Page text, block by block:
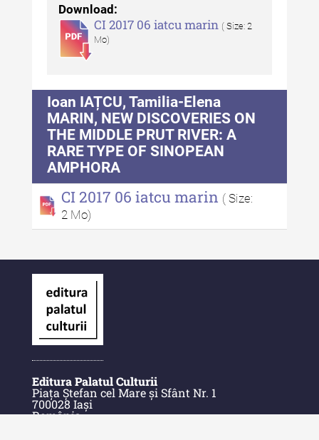
Contact
Indexul Publicațiilor
Download:
CI 2017 06 iatcu marin ( Size: 2
Mo)
Ioan IAȚCU, Tamilia-Elena
MARIN, NEW DISCOVERIES ON
THE MIDDLE PRUT RIVER: A
RARE TYPE OF SINOPEAN
AMPHORA
CI 2017 06 iatcu marin ( Size:
2 Mo)
Editura Palatul Culturii
Piața Ștefan cel Mare și Sfânt Nr. 1
700028 Iași
România